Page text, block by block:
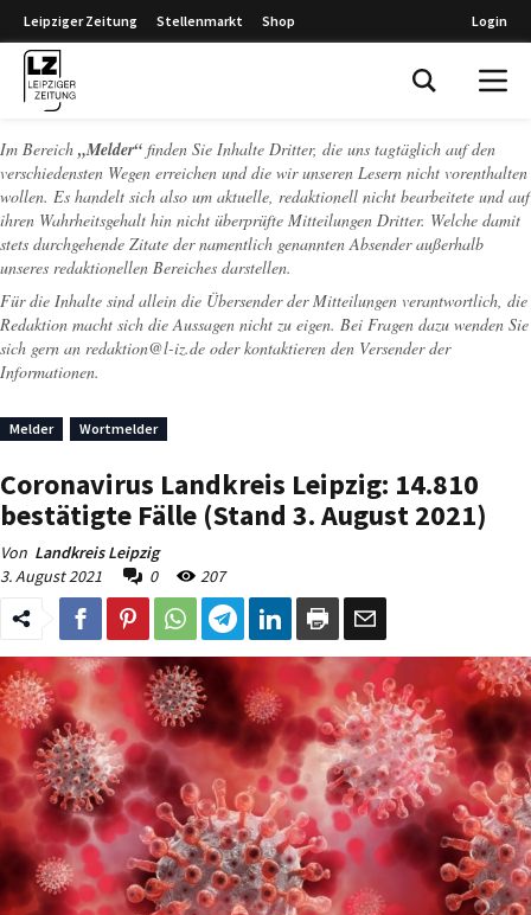
Leipziger Zeitung Stellenmarkt Shop Login
Im Bereich „Melder“ finden Sie Inhalte Dritter, die uns tagtäglich auf den
verschiedensten Wegen erreichen und die wir unseren Lesern nicht vorenthalten
wollen. Es handelt sich also um aktuelle, redaktionell nicht bearbeitete und auf
ihren Wahrheitsgehalt hin nicht überprüfte Mitteilungen Dritter. Welche damit
stets durchgehende Zitate der namentlich genannten Absender außerhalb
unseres redaktionellen Bereiches darstellen.
Für die Inhalte sind allein die Übersender der Mitteilungen verantwortlich, die
Redaktion macht sich die Aussagen nicht zu eigen. Bei Fragen dazu wenden Sie
sich gern an redaktion@l-iz.de oder kontaktieren den Versender der
Informationen.
Melder Wortmelder
Coronavirus Landkreis Leipzig: 14.810
bestätigte Fälle (Stand 3. August 2021)
Von Landkreis Leipzig
3. August 2021
0 207